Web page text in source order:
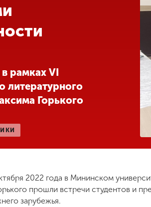
рамках VI
литературного
Горького
2022 года в Мининском
прошли встречи студентов и
зарубежья.